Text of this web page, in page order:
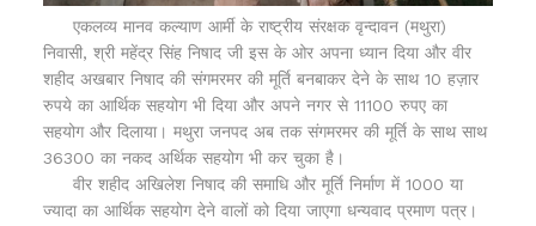
एकलव्य मानव कल्याण आर्मी के राष्ट्रीय संरक्षक वृन्दावन (मथुरा)
निवासी, श्री महेंद्र सिंह निषाद जी इस के ओर अपना ध्यान दिया और वीर
शहीद अखबार निषाद की संगमरमर की मूर्ति बनबाकर देने के साथ 10 हज़ार
रुपये का आर्थिक सहयोग भी दिया और अपने नगर से 11100 रुपए का
सहयोग और दिलाया। मथुरा जनपद अब तक संगमरमर की मूर्ति के साथ साथ
36300 का नकद अर्थिक सहयोग भी कर चुका है।
वीर शहीद अखिलेश निषाद की समाधि और मूर्ति निर्माण में 1000 या
ज्यादा का आर्थिक सहयोग देने वालों को दिया जाएगा धन्यवाद प्रमाण पत्र।